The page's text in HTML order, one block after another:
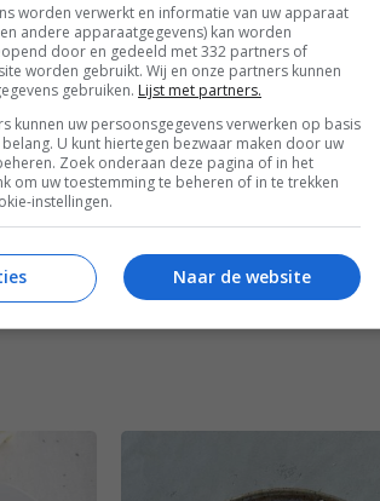
4 of meer Gangen Gelegenheid
Recepten Vis
worden verwerkt en informatie van uw apparaat
andere apparaatgegevens) kan worden
door en gedeeld met 332 partners of
worden gebruikt. Wij en onze partners kunnen
gebruiken. Lijst met partners.
kunnen uw persoonsgegevens verwerken op basis
U kunt hiertegen bezwaar maken door uw
Zoek onderaan deze pagina of in het
om uw toestemming te beheren of in te trekken
instellingen.
Naar de website